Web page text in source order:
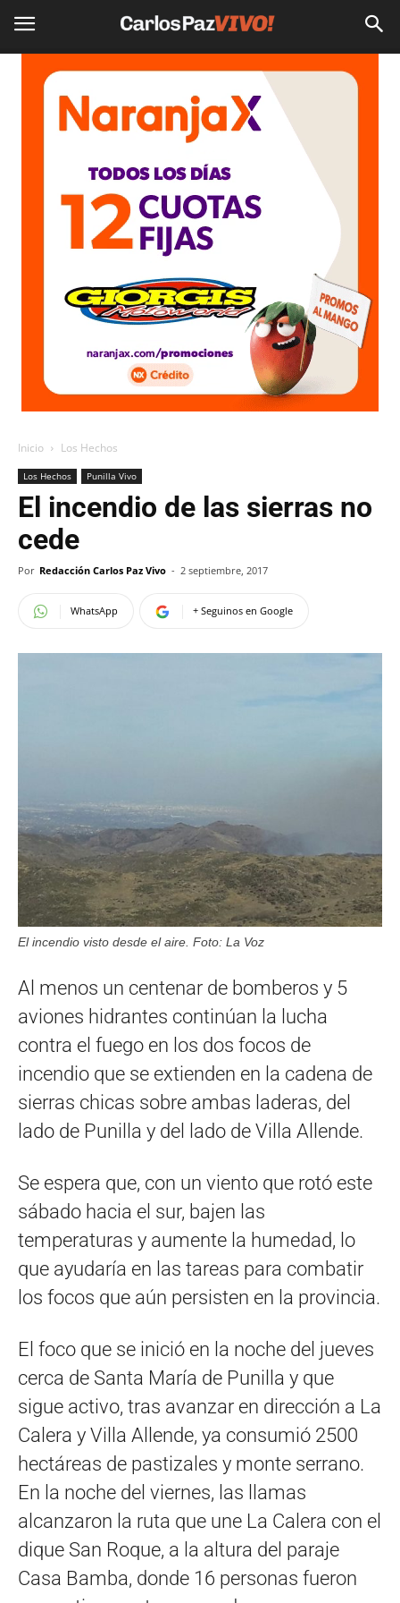
Inicio Los Hechos
Los Hechos Punilla Vivo
El incendio de las sierras no
cede
Por Redacción Carlos Paz Vivo - 2 septiembre, 2017
WhatsApp + Seguinos en Google
El incendio visto desde el aire. Foto: La Voz
Al menos un centenar de bomberos y 5
aviones hidrantes continúan la lucha
contra el fuego en los dos focos de
incendio que se extienden en la cadena de
sierras chicas sobre ambas laderas, del
lado de Punilla y del lado de Villa Allende.
Se espera que, con un viento que rotó este
sábado hacia el sur, bajen las
temperaturas y aumente la humedad, lo
que ayudaría en las tareas para combatir
los focos que aún persisten en la provincia.
El foco que se inició en la noche del jueves
cerca de Santa María de Punilla y que
sigue activo, tras avanzar en dirección a La
Calera y Villa Allende, ya consumió 2500
hectáreas de pastizales y monte serrano.
En la noche del viernes, las llamas
alcanzaron la ruta que une La Calera con el
dique San Roque, a la altura del paraje
Casa Bamba, donde 16 personas fueron